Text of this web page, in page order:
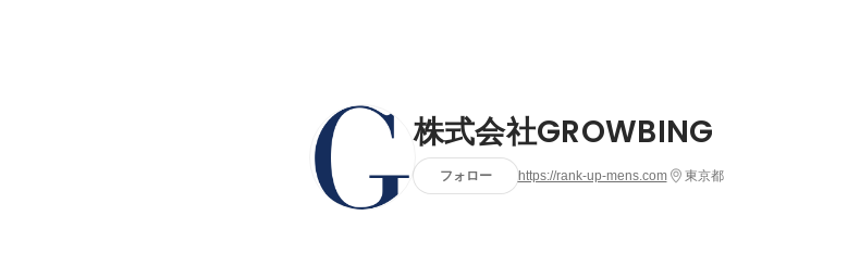
株式会社GROWBING
フォロー https://rank-up-mens.com 東京都